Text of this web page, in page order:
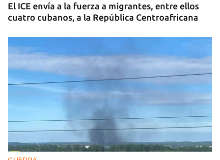
El ICE envía a la fuerza a migrantes, entre ellos
cuatro cubanos, a la República Centroafricana